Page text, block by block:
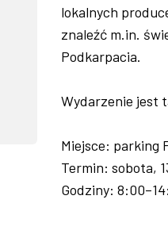
lokalnych
znaleźć m.in.
Podkarpacia.
Wydarzenie jest
Miejsce: parking
Termin: sobota,
Godziny: